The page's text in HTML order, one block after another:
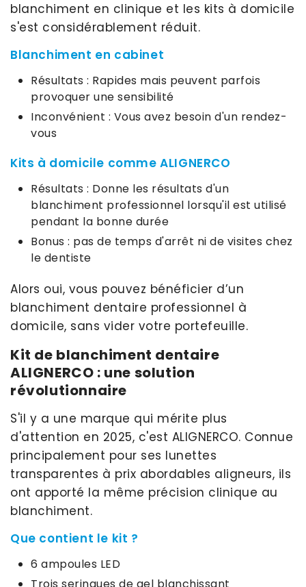
blanchiment en clinique et les kits à domicile
s'est considérablement réduit.
Blanchiment en cabinet
Résultats : Rapides mais peuvent parfois
provoquer une sensibilité
Inconvénient : Vous avez besoin d'un rendez-
vous
Kits à domicile comme ALIGNERCO
Résultats : Donne les résultats d'un
blanchiment professionnel lorsqu'il est utilisé
pendant la bonne durée
Bonus : pas de temps d'arrêt ni de visites chez
le dentiste
Alors oui, vous pouvez bénéficier d’un
blanchiment dentaire professionnel à
domicile, sans vider votre portefeuille.
Kit de blanchiment dentaire
ALIGNERCO : une solution
révolutionnaire
S'il y a une marque qui mérite plus
d'attention en 2025, c'est ALIGNERCO. Connue
principalement pour ses lunettes
transparentes à prix abordables aligneurs, ils
ont apporté la même précision clinique au
blanchiment.
Que contient le kit ?
6 ampoules LED